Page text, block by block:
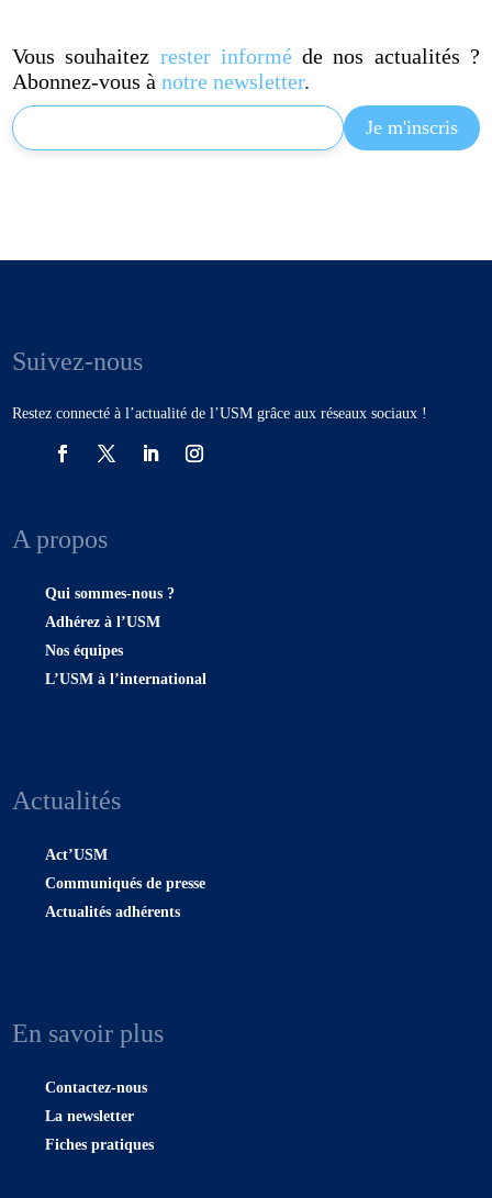
Vous souhaitez rester informéde nos actualités ?
Abonnez-vous ànotre newsletter.
Suivez-nous
Restez connecté à l’actualité de l’USM grâce aux réseaux sociaux !
A propos
Qui sommes-nous ?
Adhérez à l’USM
Nos équipes
L’USM à l’international
Actualités
Act’USM
Communiqués de presse
Actualités adhérents
En savoir plus
Contactez-nous
La newsletter
Fiches pratiques